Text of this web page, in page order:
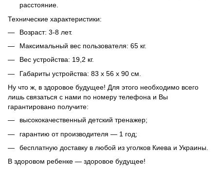
расстояние.
Технические характеристики:
Возраст: 3-8 лет.
Максимальный вес пользователя: 65 кг.
Вес устройства: 19,2 кг.
Габариты устройства: 83 x 56 x 90 см.
Ну что ж, в здоровое будущее! Для этого необходимо всего
лишь связаться с нами по номеру телефона и Вы
гарантировано получите:
высококачественный детский тренажер;
гарантию от производителя — 1 год;
бесплатную доставку в любой из уголков Киева и Украины.
В здоровом ребенке — здоровое будущее!